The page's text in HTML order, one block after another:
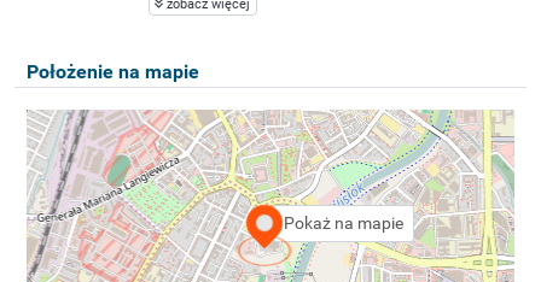
zobacz więcej
Położenie na mapie
Pokaż na mapie